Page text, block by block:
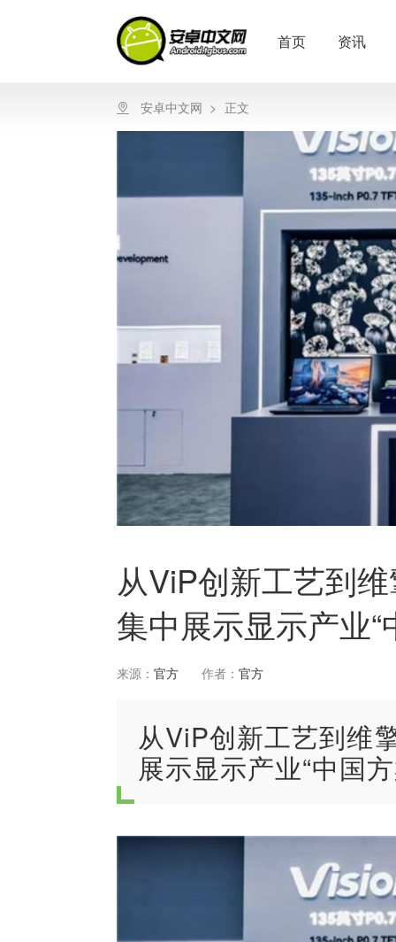
首页 资讯
安卓中文网 > 正文
从ViP创新工艺到
集中展示显示产业“
来源： 官方 作者： 官方
从ViP创新工艺到维
展示显示产业“中国